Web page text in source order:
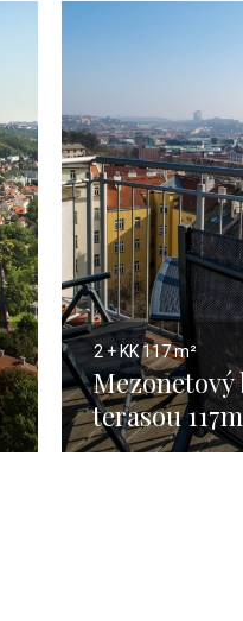
2 + KK117 m²
Mezonetový
terasou 117m